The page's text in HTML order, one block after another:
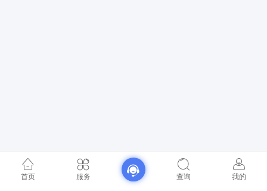
首页 服务 查询 我的